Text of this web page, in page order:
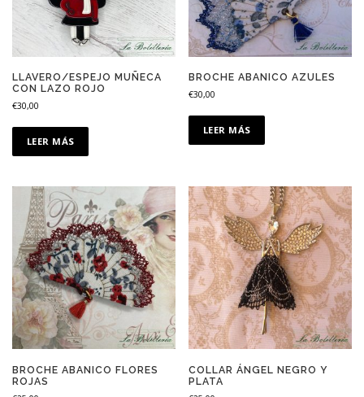
LLAVERO/ESPEJO MUÑECA
CON LAZO ROJO
€30,00
LEER MÁS
BROCHE ABANICO AZULES
€30,00
LEER MÁS
BROCHE ABANICO FLORES
ROJAS
COLLAR ÁNGEL NEGRO Y
PLATA